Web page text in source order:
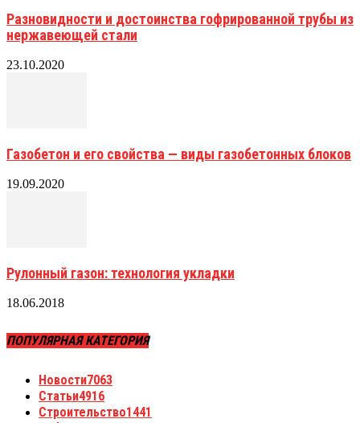
Разновидности и достоинства гофрированной трубы из
нержавеющей стали
23.10.2020
Газобетон и его свойства — виды газобетонных блоков
19.09.2020
Рулонный газон: технология укладки
18.06.2018
ПОПУЛЯРНАЯ КАТЕГОРИЯ
Новости7063
Статьи4916
Строительство1441